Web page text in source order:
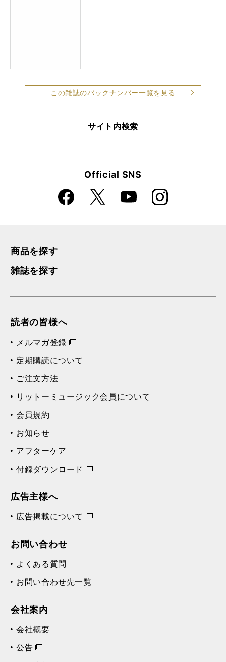
この雑誌のバックナンバー一覧を見る
サイト内検索
Official SNS
Faceboo
k
X YouTube Instagra
m
商品を探す
雑誌を探す
読者の皆様へ
メルマガ登録
定期購読について
ご注文方法
リットーミュージック会員について
会員規約
お知らせ
アフターケア
付録ダウンロード
広告主様へ
広告掲載について
お問い合わせ
よくある質問
お問い合わせ先一覧
会社案内
会社概要
公告